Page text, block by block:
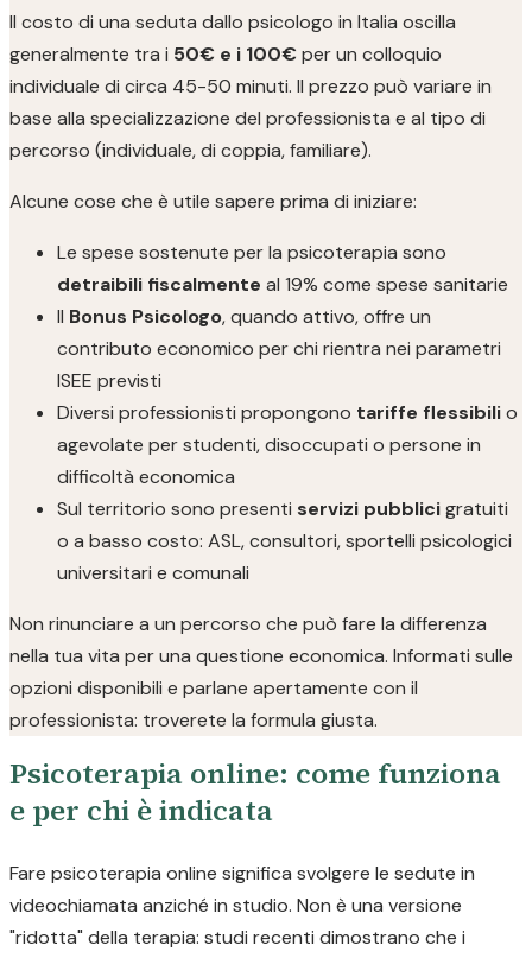
Il costo di una seduta dallo psicologo in Italia oscilla
generalmente tra i 50€ e i 100€ per un colloquio
individuale di circa 45-50 minuti. Il prezzo può variare in
base alla specializzazione del professionista e al tipo di
percorso (individuale, di coppia, familiare).
Alcune cose che è utile sapere prima di iniziare:
Le spese sostenute per la psicoterapia sono
detraibili fiscalmente al 19% come spese sanitarie
Il Bonus Psicologo, quando attivo, offre un
contributo economico per chi rientra nei parametri
ISEE previsti
Diversi professionisti propongono tariffe flessibilio
agevolate per studenti, disoccupati o persone in
difficoltà economica
Sul territorio sono presenti servizi pubblicigratuiti
o a basso costo: ASL, consultori, sportelli psicologici
universitari e comunali
Non rinunciare a un percorso che può fare la differenza
nella tua vita per una questione economica. Informati sulle
opzioni disponibili e parlane apertamente con il
professionista: troverete la formula giusta.
Psicoterapia online: come funziona
e per chi è indicata
Fare psicoterapia online significa svolgere le sedute in
videochiamata anziché in studio. Non è una versione
"ridotta" della terapia: studi recenti dimostrano che i